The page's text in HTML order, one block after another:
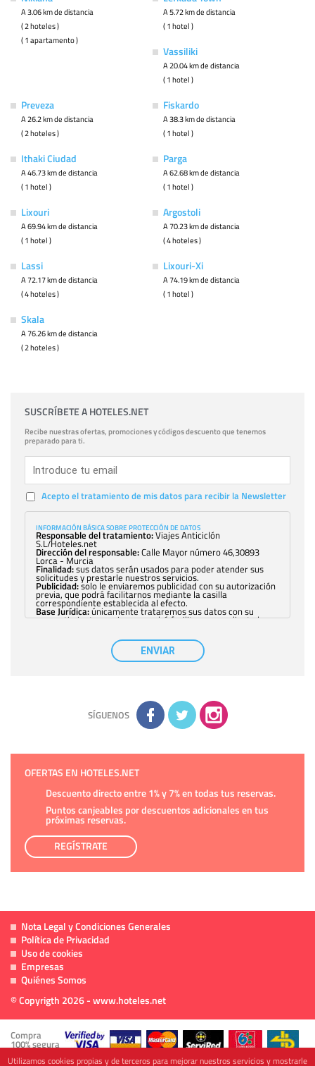
A 3.06 km de distancia
( 2 hoteles )
( 1 apartamento )
A 5.72 km de distancia
( 1 hotel )
Vassiliki
A 20.04 km de distancia
( 1 hotel )
Preveza
A 26.2 km de distancia
( 2 hoteles )
Fiskardo
A 38.3 km de distancia
( 1 hotel )
Ithaki Ciudad
A 46.73 km de distancia
( 1 hotel )
Parga
A 62.68 km de distancia
( 1 hotel )
Lixouri
A 69.94 km de distancia
( 1 hotel )
Argostoli
A 70.23 km de distancia
( 4 hoteles )
Lassi
A 72.17 km de distancia
( 4 hoteles )
Lixouri-Xi
A 74.19 km de distancia
( 1 hotel )
Skala
A 76.26 km de distancia
( 2 hoteles )
SUSCRÍBETE A HOTELES.NET
Recibe nuestras ofertas, promociones y códigos descuento que tenemos
preparado para ti.
Acepto el tratamiento de mis datos para recibir la Newsletter
INFORMACIÓN BÁSICA SOBRE PROTECCIÓN DE DATOS
Responsable del tratamiento:Viajes Anticiclón
S.L/Hoteles.net
Dirección del responsable:Calle Mayor número 46,30893
Lorca - Murcia
Finalidad:sus datos serán usados para poder atender sus
solicitudes y prestarle nuestros servicios.
Publicidad:solo le enviaremos publicidad con su autorización
previa, que podrá facilitarnos mediante la casilla
correspondiente establecida al efecto.
Base Jurídica:únicamente trataremos sus datos con su
consentimiento previo, que podrá facilitarnos mediante la
con carácter general, sólo el personal de
nuestra entidad que esté debidamente autorizado podrá
tener conocimiento de la información que le pedimos. No se
comunicarán datos a terceros.
adicional y detallada sobre cómo tratamos sus datos en la
política de privacidad
ENVIAR
SÍGUENOS
OFERTAS EN HOTELES.NET
Descuento directo entre 1% y 7% en todas tus reservas.
Puntos canjeables por descuentos adicionales en tus
próximas reservas.
REGÍSTRATE
Nota Legal y Condiciones Generales
Política de Privacidad
Uso de cookies
Empresas
Quiénes Somos
© Copyrigth 2026 - www.hoteles.net
Compra
100% segura
Utilizamos cookies propias y de terceros para mejorar nuestros servicios y mostrarle